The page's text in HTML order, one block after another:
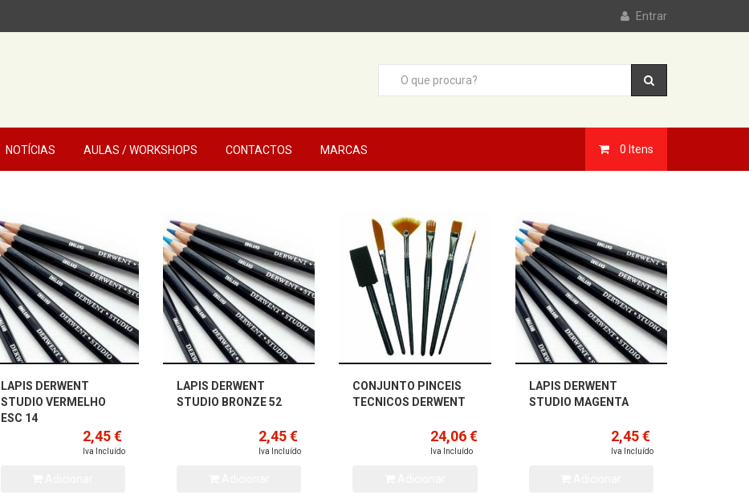
Entrar
NOTÍCIAS AULAS / WORKSHOPS CONTACTOS MARCAS 0 Itens
LAPIS DERWENT
STUDIO VERMELHO
ESC 14
2,45 €
Iva Incluído
LAPIS DERWENT
STUDIO BRONZE 52
2,45 €
Iva Incluído
CONJUNTO PINCEIS
TECNICOS DERWENT
24,06 €
Iva Incluído
LAPIS DERWENT
STUDIO MAGENTA
2,45 €
Iva Incluído